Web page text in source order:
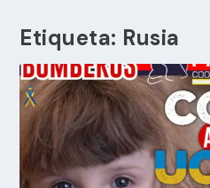
Etiqueta: Rusia